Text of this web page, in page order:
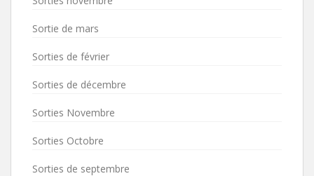
Sortie de mars
Sorties de février
Sorties de décembre
Sorties Novembre
Sorties Octobre
Sorties de septembre